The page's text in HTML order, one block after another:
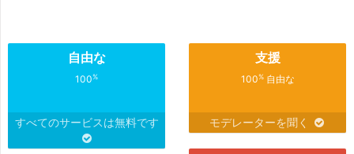
自由な
100%
すべてのサービスは無料です
支援
100%自由な
モデレーターを聞く